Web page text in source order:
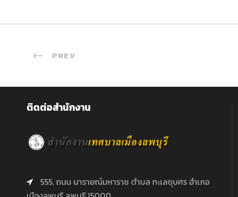
PREV
ติดต่อสำนักงาน
555, ถนน นารายณ์มหาราช ตำบล ทะเลชุบศร อำเภอ